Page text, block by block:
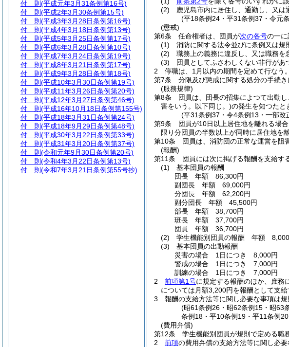
(2)
鹿児島市内に居住し、通勤し、又は
(平18条例24・平31条例37・令元
(懲戒)
第6条
任命権者は、団員が次の各号の一に
(1)
消防に関する法令並びに条例又は規
(2)
職務上の義務に違反し、又は職務を
(3)
団員としてふさわしくない非行があ
2
停職は、1月以内の期間を定めて行なう。
第7条
分限及び懲戒に関する処分の手続き
(服務規律)
第8条
団員は、団長の招集によつて出動
害をいう。以下同じ。)の発生を知つたと
(平31条例37・令4条例13・一部改
第9条
団員が10日以上居住地を離れる場
限り分団員の半数以上が同時に居住地を
第10条
団員は、消防団の正常な運営を阻
(報酬)
第11条
団員には次に掲げる報酬を支給す
(1)
基本団員の報酬
団長 年額 86,300円
副団長 年額 69,000円
分団長 年額 62,200円
副分団長 年額 45,500円
部長 年額 38,700円
班長 年額 37,700円
団員 年額 36,700円
(2)
学生機能別団員の報酬 年額
(3)
基本団員の出動報酬
災害の場合 1日につき 8,000円
警戒の場合 1日につき 7,000円
訓練の場合 1日につき 7,000円
2
前項第1号に規定する報酬のほか、庶務
については月額3,200円を報酬として支給
3
報酬の支給方法等に関し必要な事項は規
(昭61条例26・昭62条例15・昭63
条例18・平10条例19・平11条例
(費用弁償)
第12条
学生機能別団員が規則で定める職
2
前項の費用弁償の支給方法等に関し必要
付 則 (平成元年3月31条例第16号)
付 則 (平成2年3月30条例第15号)
付 則 (平成3年3月28日条例第16号)
付 則 (平成4年3月18日条例第13号)
付 則 (平成5年3月25日条例第17号)
付 則 (平成6年3月28日条例第10号)
付 則 (平成7年3月24日条例第19号)
付 則 (平成8年3月21日条例第17号)
付 則 (平成9年3月28日条例第18号)
付 則 (平成10年3月30日条例第19号)
付 則 (平成11年3月26日条例第20号)
付 則 (平成12年3月27日条例第46号)
付 則 (平成16年10月18日条例第155号)
付 則 (平成18年3月31日条例第24号)
付 則 (平成18年9月29日条例第48号)
付 則 (平成30年3月22日条例第33号)
付 則 (平成31年3月20日条例第37号)
付 則 (令和元年9月30日条例第20号)
付 則 (令和4年3月22日条例第13号)
付 則 (令和7年3月21日条例第55号抄)